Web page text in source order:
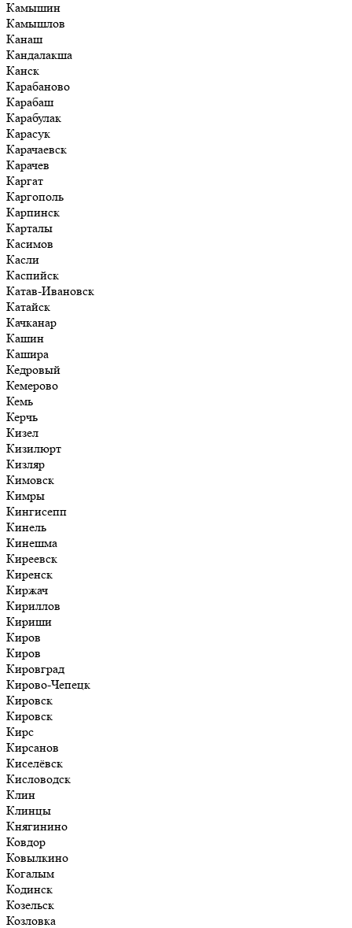
Камышин
Камышлов
Канаш
Кандалакша
Канск
Карабаново
Карабаш
Карабулак
Карасук
Карачаевск
Карачев
Каргат
Каргополь
Карпинск
Карталы
Касимов
Касли
Каспийск
Катав-Ивановск
Катайск
Качканар
Кашин
Кашира
Кедровый
Кемерово
Кемь
Керчь
Кизел
Кизилюрт
Кизляр
Кимовск
Кимры
Кингисепп
Кинель
Кинешма
Киреевск
Киренск
Киржач
Кириллов
Кириши
Киров
Киров
Кировград
Кирово-Чепецк
Кировск
Кировск
Кирс
Кирсанов
Киселёвск
Кисловодск
Клин
Клинцы
Княгинино
Ковдор
Ковылкино
Когалым
Кодинск
Козельск
Козловка